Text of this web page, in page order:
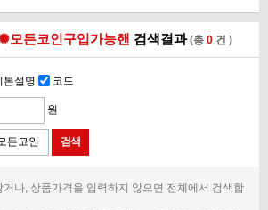
모든코인구입가능핸 검색결과(총 0 건 )
본설명 코드
원
나, 상품가격을 입력하지 않으면 전체에서 검색합